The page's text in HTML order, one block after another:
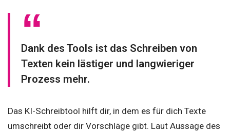
Dank des Tools ist das Schreiben von
Texten kein lästiger und langwieriger
Prozess mehr.
Das KI-Schreibtool hilft dir, in dem es für dich Texte
umschreibt oder dir Vorschläge gibt. Laut Aussage des